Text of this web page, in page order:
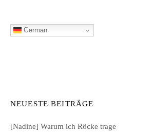
German
NEUESTE BEITRÄGE
[Nadine] Warum ich Röcke trage